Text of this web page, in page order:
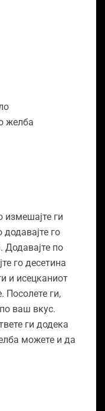
желба
ги
го
Додавајте по
го десетина
и исецканиот
Посолете ги,
ваш вкус.
ги додека
можете и да